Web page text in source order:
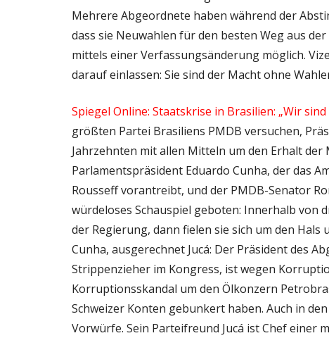
Mehrere Abgeordnete haben während der
dass sie Neuwahlen für den besten Weg aus
mittels einer Verfassungsänderung möglich.
darauf einlassen: Sie sind der Macht ohne
Spiegel Online: Staatskrise in Brasilien: „Wir
größten Partei Brasiliens PMDB versuchen,
Jahrzehnten mit allen Mitteln um den Erhalt
Parlamentspräsident Eduardo Cunha, der das
Rousseff vorantreibt, und der PMDB-Senator
würdeloses Schauspiel geboten: Innerhalb von
der Regierung, dann fielen sie sich um den Hals
Cunha, ausgerechnet Jucá: Der Präsident des
Strippenzieher im Kongress, ist wegen
Korruptionsskandal um den Ölkonzern
Schweizer Konten gebunkert haben. Auch in
Vorwürfe. Sein Parteifreund Jucá ist Chef einer